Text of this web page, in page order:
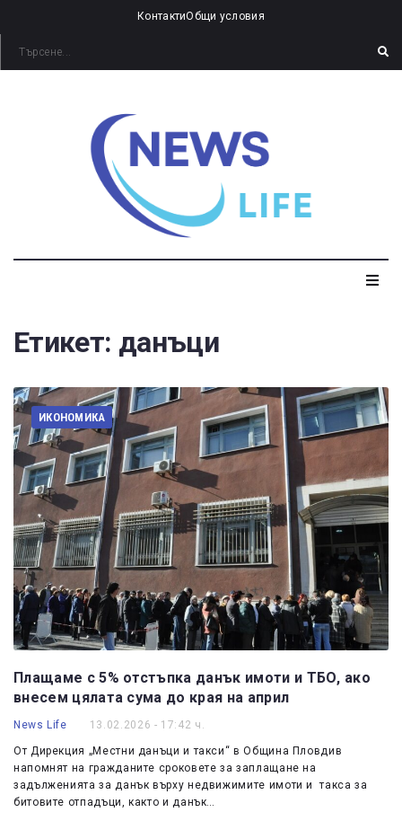
КонтактиОбщи условия
Етикет: данъци
ИКОНОМИКА
Плащаме с 5% отстъпка данък имоти и ТБО, ако
внесем цялата сума до края на април
News Life 13.02.2026 - 17:42 ч.
От Дирекция „Местни данъци и такси“ в Община Пловдив
напомнят на гражданите сроковете за заплащане на
задълженията за данък върху недвижимите имоти и такса за
битовите отпадъци, както и данък…